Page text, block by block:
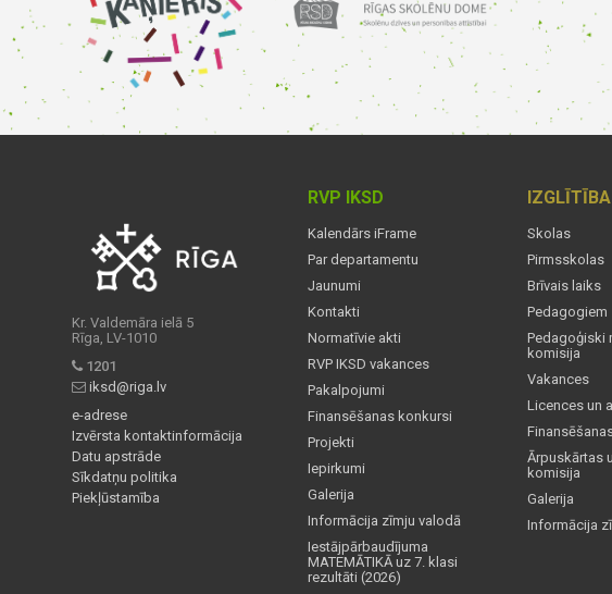
Kr. Valdemāra ielā 5
Rīga, LV-1010
1201
iksd@riga.lv
e-adrese
Izvērsta kontaktinformācija
Datu apstrāde
Sīkdatņu politika
Piekļūstamība
RVP IKSD
Kalendārs iFrame
Par departamentu
Jaunumi
Kontakti
Normatīvie akti
RVP IKSD vakances
Pakalpojumi
Finansēšanas konkursi
Projekti
Iepirkumi
Galerija
Informācija zīmju valodā
Iestājpārbaudījuma
MATEMĀTIKĀ uz 7. klasi
rezultāti (2026)
IZGLĪTĪBA
Skolas
Pirmsskolas
Brīvais laiks
Pedagogiem
Pedagoģiski
komisija
Vakances
Licences un
Ārpuskārtas
komisija
Galerija
Informācija